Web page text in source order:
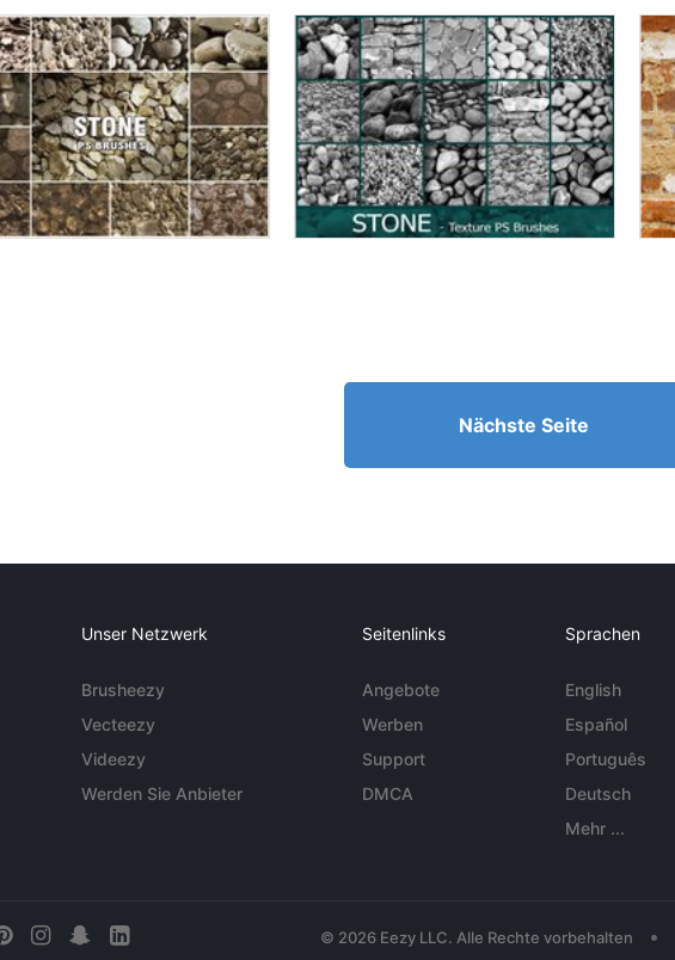
Nächste Seite
Unser Netzwerk
Brusheezy
Vecteezy
Videezy
Werden Sie Anbieter
Seitenlinks
Angebote
Werben
Support
DMCA
Sprachen
English
Español
Português
Deutsch
Mehr ...
© 2026 Eezy LLC. Alle Rechte vorbehalten •